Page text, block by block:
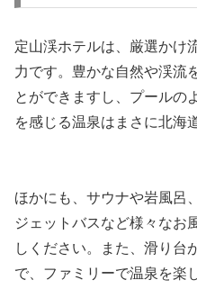
定山渓ホテルは、厳選かけ
力です。豊かな自然や渓流
とができますし、プールの
を感じる温泉はまさに北海
ほかにも、サウナや岩風呂
ジェットバスなど様々なお
しください。また、滑り台
で、ファミリーで温泉を楽